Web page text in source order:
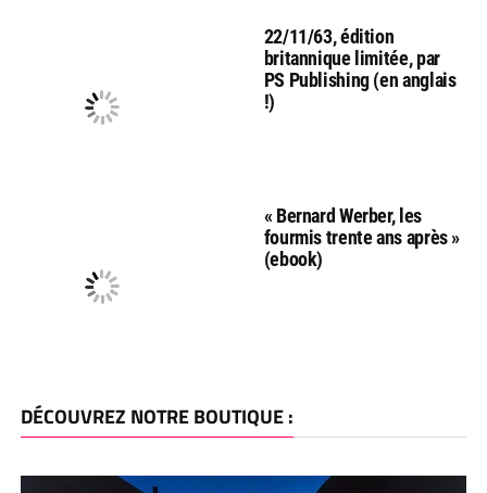
22/11/63, édition
britannique limitée, par
PS Publishing (en anglais
!)
« Bernard Werber, les
fourmis trente ans après »
(ebook)
DÉCOUVREZ NOTRE BOUTIQUE :